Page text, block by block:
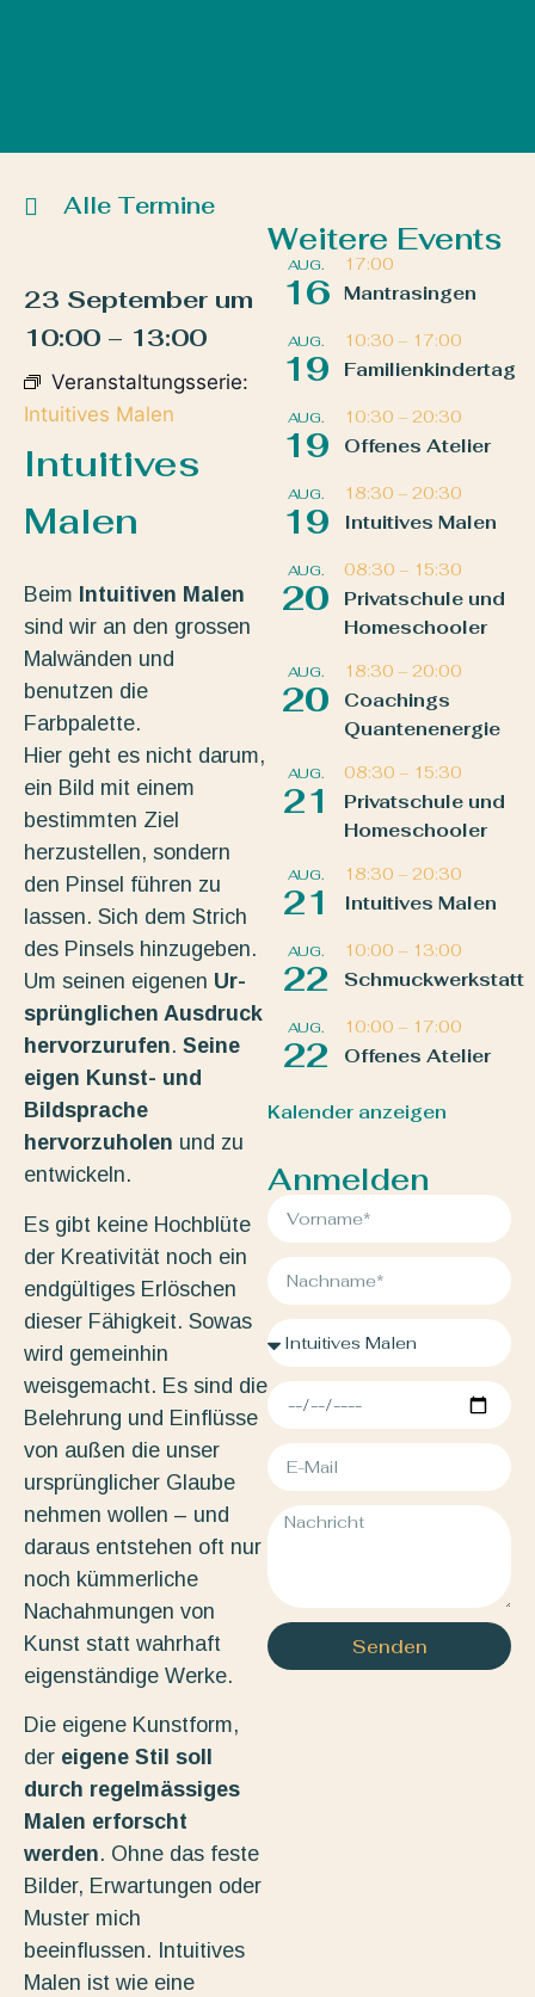
Alle Termine
23 September um
10:00 – 13:00
Veranstaltungsserie:
Intuitives Malen
Intuitives
Malen
Beim Intuitiven Malen
sind wir an den grossen
Malwänden und
benutzen die
Farbpalette.
Hier geht es nicht darum,
ein Bild mit einem
bestimmten Ziel
herzustellen, sondern
den Pinsel führen zu
lassen. Sich dem Strich
des Pinsels hinzugeben.
Um seinen eigenen Ur-
sprünglichen Ausdruck
hervorzurufen. Seine
eigen Kunst- und
Bildsprache
hervorzuholen und zu
entwickeln.
Es gibt keine Hochblüte
der Kreativität noch ein
endgültiges Erlöschen
dieser Fähigkeit. Sowas
wird gemeinhin
weisgemacht. Es sind die
Belehrung und Einflüsse
von außen die unser
ursprünglicher Glaube
nehmen wollen – und
daraus entstehen oft nur
noch kümmerliche
Nachahmungen von
Kunst statt wahrhaft
eigenständige Werke.
Die eigene Kunstform,
der eigene Stil soll
durch regelmässiges
Malen erforscht
werden. Ohne das feste
Bilder, Erwartungen oder
Muster mich
beeinflussen. Intuitives
Malen ist wie eine
Weitere Events
AUG.
16
17:00
Mantrasingen
AUG.
19
10:30 – 17:00
Familienkindertag
AUG.
19
10:30 – 20:30
Offenes Atelier
AUG.
19
18:30 – 20:30
Intuitives Malen
AUG.
20
08:30 – 15:30
Privatschule und
Homeschooler
AUG.
20
18:30 – 20:00
Coachings
Quantenenergie
AUG.
21
08:30 – 15:30
Privatschule und
Homeschooler
AUG.
21
18:30 – 20:30
Intuitives Malen
AUG.
22
10:00 – 13:00
Schmuckwerkstatt
AUG.
22
10:00 – 17:00
Offenes Atelier
Kalender anzeigen
Anmelden
Senden